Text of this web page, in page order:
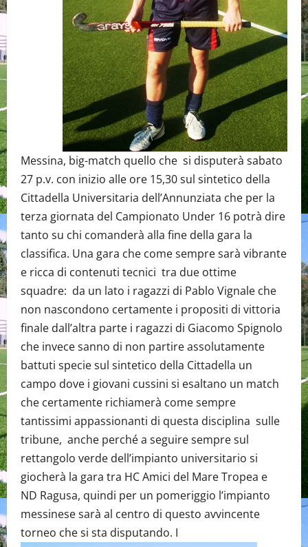
Messina, big-match quello che si disputerà sabato
27 p.v. con inizio alle ore 15,30 sul sintetico della
Cittadella Universitaria dell’Annunziata che per la
terza giornata del Campionato Under 16 potrà dire
tanto su chi comanderà alla fine della gara la
classifica. Una gara che come sempre sarà vibrante
e ricca di contenuti tecnici tra due ottime
squadre: da un lato i ragazzi di Pablo Vignale che
non nascondono certamente i propositi di vittoria
finale dall’altra parte i ragazzi di Giacomo Spignolo
che invece sanno di non partire assolutamente
battuti specie sul sintetico della Cittadella un
campo dove i giovani cussini si esaltano un match
che certamente richiamerà come sempre
tantissimi appassionanti di questa disciplina sulle
tribune, anche perché a seguire sempre sul
rettangolo verde dell’impianto universitario si
giocherà la gara tra HC Amici del Mare Tropea e
ND Ragusa, quindi per un pomeriggio l’impianto
messinese sarà al centro di questo avvincente
torneo che si sta disputando. I